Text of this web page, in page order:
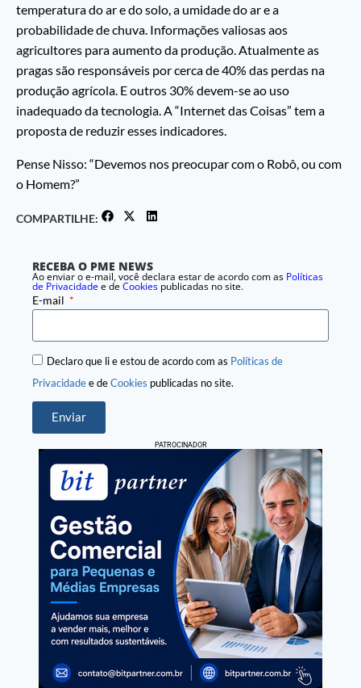
temperatura do ar e do solo, a umidade do ar e a
probabilidade de chuva. Informações valiosas aos
agricultores para aumento da produção. Atualmente as
pragas são responsáveis por cerca de 40% das perdas na
produção agrícola. E outros 30% devem-se ao uso
inadequado da tecnologia. A “Internet das Coisas” tem a
proposta de reduzir esses indicadores.
Pense Nisso: “Devemos nos preocupar com o Robô, ou com
o Homem?”
COMPARTILHE:
RECEBA O PME NEWS
Ao enviar o e-mail, você declara estar de acordo com as Políticas
de Privacidadee deCookies publicadas no site.
E-mail
Declaro que li e estou de acordo com as Políticas de
Privacidadee deCookies publicadas no site.
Enviar
PATROCINADOR